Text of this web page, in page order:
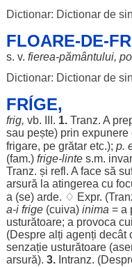
Dictionar: Dictionar de
FLOARE-DE-
s. v. fierea-pământului,
Dictionar: Dictionar de
FRÍGE,
frig, vb. III. 1.Tranz. A
sau pește) prin expunere
frigare, pe grătaretc.); p.
(fam.) frige-lintes.m. invar
Tranz. și refl. A facesă
arsură la atingerea cu
a (se) arde. ♢ Expr.
a-i frige(cuiva) inima = a
usturătoare; a provoca
(Despre alți agenți decât
senzație usturătoare(
arsură). 3.Intranz. (